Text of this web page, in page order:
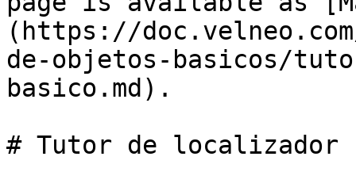
(https://
de-objetos-basicos/
basico.md).
# Tutor de localizador